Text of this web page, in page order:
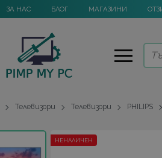
ЗА НАС БЛОГ МАГАЗИНИ
Телевизори Телевизори PHILIPS
НЕНАЛИЧЕН